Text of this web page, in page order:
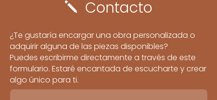
j Contacto
¿Te gustaría encargar una obra personalizada o
adquirir alguna de las piezas disponibles?
Puedes escribirme directamente a través de este
formulario. Estaré encantada de escucharte y crear
algo único para ti.